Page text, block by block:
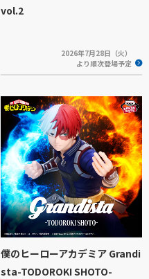
vol.2
2026年7月28日（火）
より順次登場予定
僕のヒーローアカデミア Grandi
sta-TODOROKI SHOTO-